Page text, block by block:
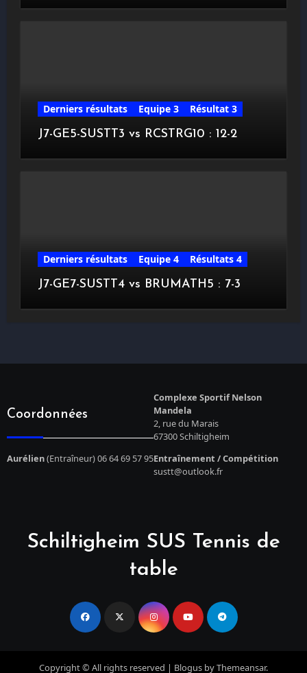
Derniers résultats Equipe 3
Résultat 3
J7-GE5-SUSTT3 vs RCSTRG10 : 12-2
Derniers résultats Equipe 4
Résultats 4
J7-GE7-SUSTT4 vs BRUMATH5 : 7-3
Coordonnées
Complexe Sportif Nelson
Mandela
2, rue du Marais
67300 Schiltigheim
Aurélien(Entraîneur) 06 64 69 57 95Entraînement / Compétition
sustt@outlook.fr
Schiltigheim SUS Tennis de
table
Copyright © All rights reserved | Blogus byThemeansar.